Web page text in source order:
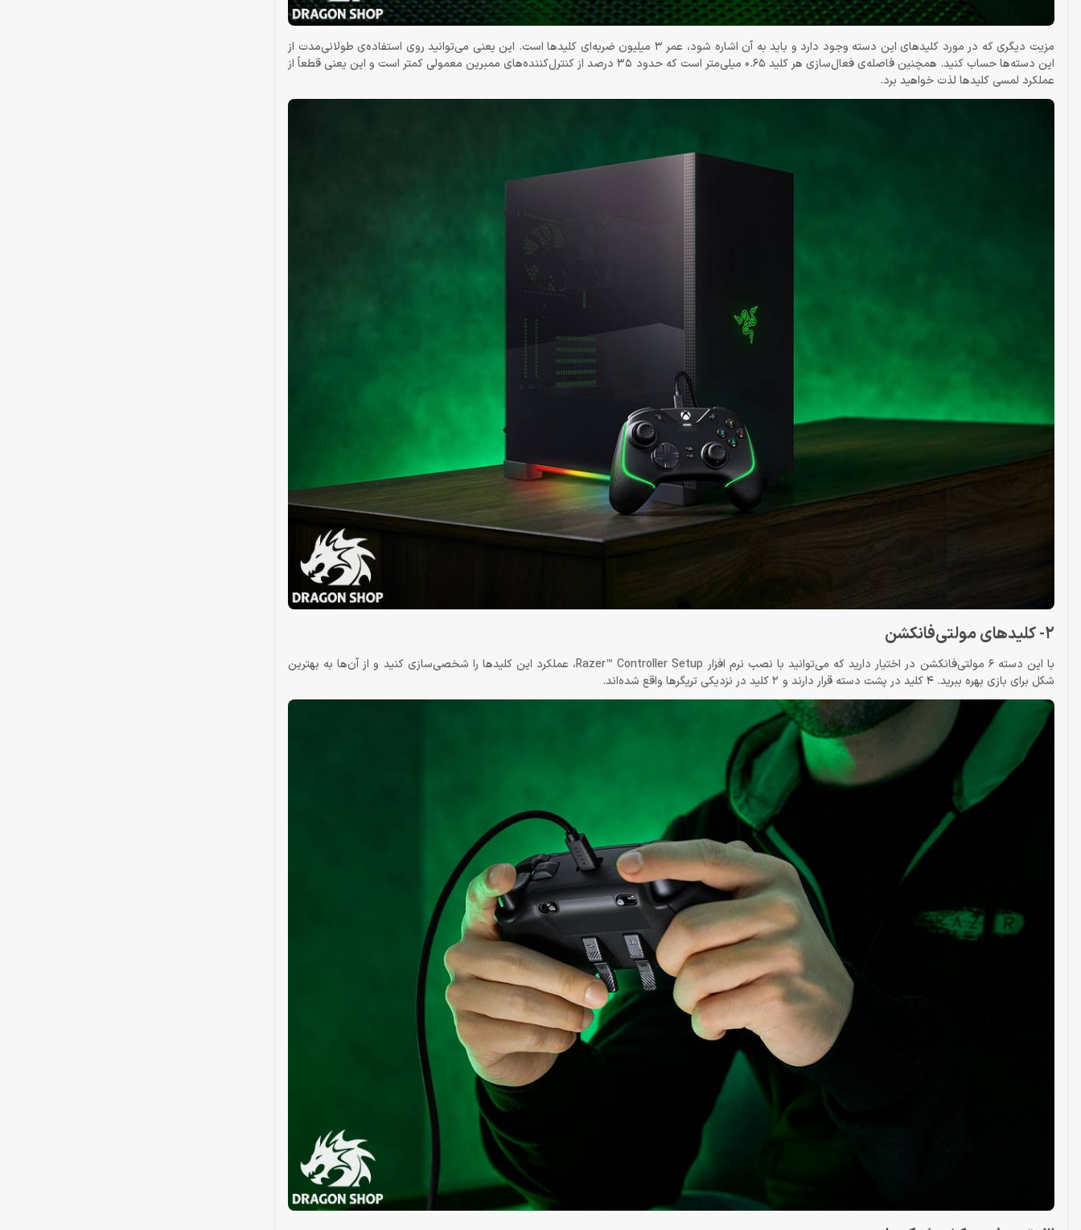
مزیت دیگری که در مورد کلیدهای این دسته وجود دارد و باید به آن اشاره شود، عمر 3 میلیون ضربه‌ای کلیدها است. این یعنی می‌توانید روی استفاده‌ی طولانی‌مدت از
این دسته‌ها حساب کنید. همچنین فاصله‌ی فعال‌سازی هر کلید 0.65 میلی‌متر است که حدود 35 درصد از کنترل‌کننده‌های ممبرین معمولی کمتر است و این یعنی قطعاً از
عملکرد لمسی کلیدها لذت خواهید برد.
2- کلیدهای مولتی‌فانکشن
با این دسته 6 مولتی‌فانکشن در اختیار دارید که می‌توانید با نصب نرم افزار Razer™ Controller Setup، عملکرد این کلیدها را شخصی‌سازی کنید و از آن‌ها به بهترین
شکل برای بازی بهره ببرید. 4 کلید در پشت دسته قرار دارند و 2 کلید در نزدیکی تریگرها واقع شده‌اند.